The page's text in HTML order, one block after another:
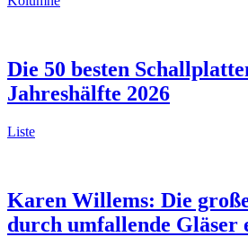
Die 50 besten
Jahreshälfte 2026
Liste
Karen Willems: Die
durch umfallende Gläser